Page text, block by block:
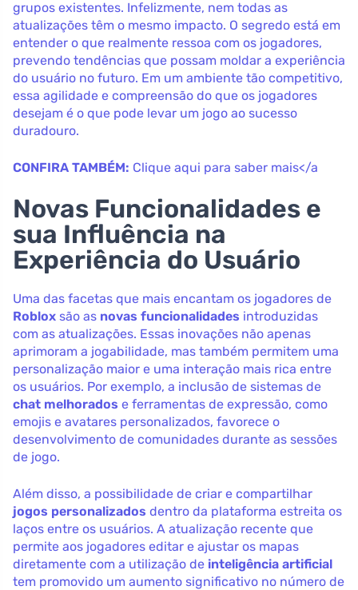
grupos existentes. Infelizmente, nem todas as
atualizações têm o mesmo impacto. O segredo está em
entender o que realmente ressoa com os jogadores,
prevendo tendências que possam moldar a experiência
do usuário no futuro. Em um ambiente tão competitivo,
essa agilidade e compreensão do que os jogadores
desejam é o que pode levar um jogo ao sucesso
duradouro.
CONFIRA TAMBÉM: Clique aqui para saber mais</a
Novas Funcionalidades e
sua Influência na
Experiência do Usuário
Uma das facetas que mais encantam os jogadores de
Roblox são as novas funcionalidades introduzidas
com as atualizações. Essas inovações não apenas
aprimoram a jogabilidade, mas também permitem uma
personalização maior e uma interação mais rica entre
os usuários. Por exemplo, a inclusão de sistemas de
chat melhorados e ferramentas de expressão, como
emojis e avatares personalizados, favorece o
desenvolvimento de comunidades durante as sessões
de jogo.
Além disso, a possibilidade de criar e compartilhar
jogos personalizados dentro da plataforma estreita os
laços entre os usuários. A atualização recente que
permite aos jogadores editar e ajustar os mapas
diretamente com a utilização de inteligência artificial
tem promovido um aumento significativo no número de